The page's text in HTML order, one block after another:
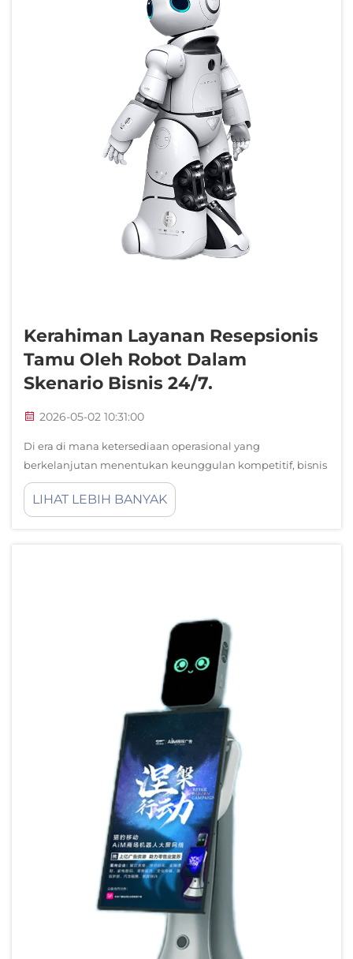
Kerahiman Layanan Resepsionis
Tamu Oleh Robot Dalam
Skenario Bisnis 24/7.
2026-05-02 10:31:00
Di era di mana ketersediaan operasional yang
berkelanjutan menentukan keunggulan kompetitif, bisnis
yang beroperasi selama 24 jam menghadapi tantangan
belum pernah terjadi sebelumnya dalam
LIHAT LEBIH BANYAK